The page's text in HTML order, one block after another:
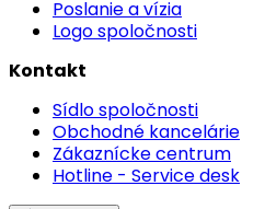
Poslanie a vízia
Logo spoločnosti
Kontakt
Sídlo spoločnosti
Obchodné kancelárie
Zákaznícke centrum
Hotline - Service desk